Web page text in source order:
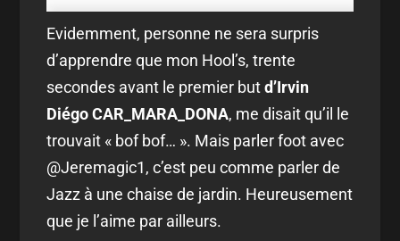
Evidemment, personne ne sera surpris
d’apprendre que mon Hool’s, trente
secondes avant le premier butd’Irvin
Diégo CAR_MARA_DONA, me disait qu’il le
trouvait « bof bof… ». Mais parler foot avec
@Jeremagic1, c’est peu comme parler de
Jazz à une chaise de jardin. Heureusement
que je l’aime par ailleurs.